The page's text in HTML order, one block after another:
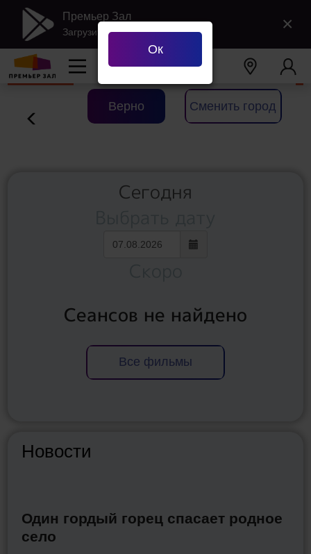
Премьер Зал
Загрузить в Google Play ×
Ваш городЕкатеринбург
Верно Сменить город
Сегодня
Сеансов не найдено
Все фильмы
Новости
Один гордый горец спасает родное
село
Ок